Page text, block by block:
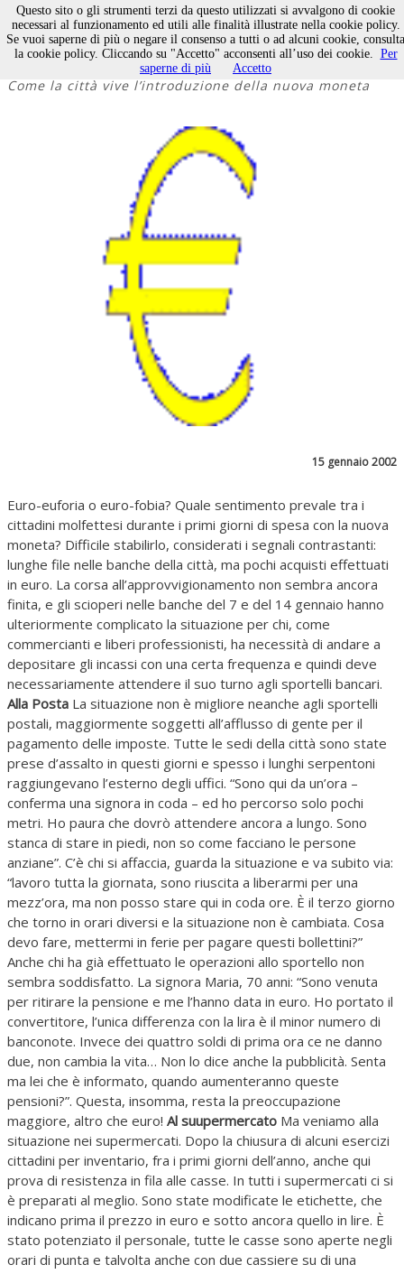
Eurocaos anche a Molfetta
Come la città vive l’introduzione della nuova moneta
15 gennaio 2002
Euro-euforia o euro-fobia? Quale sentimento prevale tra i
cittadini molfettesi durante i primi giorni di spesa con la nuova
moneta? Difficile stabilirlo, considerati i segnali contrastanti:
lunghe file nelle banche della città, ma pochi acquisti effettuati
in euro. La corsa all’approvvigionamento non sembra ancora
finita, e gli scioperi nelle banche del 7 e del 14 gennaio hanno
ulteriormente complicato la situazione per chi, come
commercianti e liberi professionisti, ha necessità di andare a
depositare gli incassi con una certa frequenza e quindi deve
necessariamente attendere il suo turno agli sportelli bancari.
Alla Posta La situazione non è migliore neanche agli sportelli
postali, maggiormente soggetti all’afflusso di gente per il
pagamento delle imposte. Tutte le sedi della città sono state
prese d’assalto in questi giorni e spesso i lunghi serpentoni
raggiungevano l’esterno degli uffici. “Sono qui da un’ora –
conferma una signora in coda – ed ho percorso solo pochi
metri. Ho paura che dovrò attendere ancora a lungo. Sono
stanca di stare in piedi, non so come facciano le persone
anziane”. C’è chi si affaccia, guarda la situazione e va subito via:
“lavoro tutta la giornata, sono riuscita a liberarmi per una
mezz’ora, ma non posso stare qui in coda ore. È il terzo giorno
che torno in orari diversi e la situazione non è cambiata. Cosa
devo fare, mettermi in ferie per pagare questi bollettini?”
Anche chi ha già effettuato le operazioni allo sportello non
sembra soddisfatto. La signora Maria, 70 anni: “Sono venuta
per ritirare la pensione e me l’hanno data in euro. Ho portato il
convertitore, l’unica differenza con la lira è il minor numero di
banconote. Invece dei quattro soldi di prima ora ce ne danno
due, non cambia la vita… Non lo dice anche la pubblicità. Senta
ma lei che è informato, quando aumenteranno queste
pensioni?”. Questa, insomma, resta la preoccupazione
maggiore, altro che euro! Al suupermercato Ma veniamo alla
situazione nei supermercati. Dopo la chiusura di alcuni esercizi
cittadini per inventario, fra i primi giorni dell’anno, anche qui
prova di resistenza in fila alle casse. In tutti i supermercati ci si
è preparati al meglio. Sono state modificate le etichette, che
indicano prima il prezzo in euro e sotto ancora quello in lire. È
stato potenziato il personale, tutte le casse sono aperte negli
orari di punta e talvolta anche con due cassiere su di una
Questo sito o gli strumenti terzi da questo utilizzati si avvalgono di cookie
necessari al funzionamento ed utili alle finalità illustrate nella cookie policy.
Se vuoi saperne di più o negare il consenso a tutti o ad alcuni cookie, consulta
la cookie policy. Cliccando su "Accetto" acconsenti all’uso dei cookie. Per
saperne di più
Accetto